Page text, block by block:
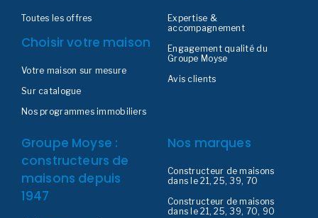
Toutes les offres
Choisir votre maison
Votre maison sur mesure
Sur catalogue
Nos programmes immobiliers
Expertise &
accompagnement
Engagement qualité du
Groupe Moyse
Avis clients
Groupe Moyse :
constructeurs de
maisons depuis
1947
Nos marques
Constructeur de maisons
dans le 21, 25, 39, 70
Constructeur de maisons
dans le 21, 25, 39, 70, 90